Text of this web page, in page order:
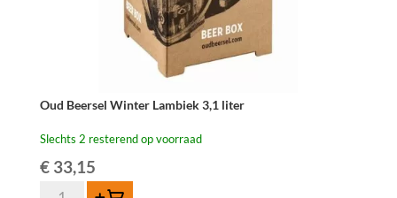
Oud Beersel Winter Lambiek 3,1 liter
Slechts 2 resterend op voorraad
€33,15
Oud